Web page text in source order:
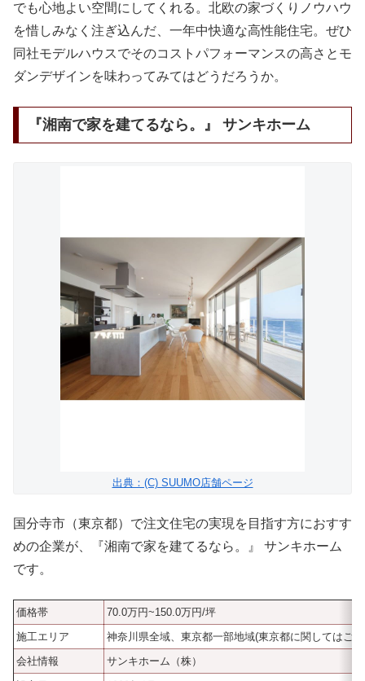
でも心地よい空間にしてくれる。北欧の家づくりノウハウ
を惜しみなく注ぎ込んだ、一年中快適な高性能住宅。ぜひ
同社モデルハウスでそのコストパフォーマンスの高さとモ
ダンデザインを味わってみてはどうだろうか。
『湘南で家を建てるなら。』 サンキホーム
出典：(C) SUUMO店舗ページ
国分寺市（東京都）で注文住宅の実現を目指す方におすす
めの企業が、『湘南で家を建てるなら。』 サンキホーム
です。
価格帯
70.0万円~150.0万円/坪
施工エリア
神奈川県全域、東京都一部地域(東京都に関してはご
会社情報
サンキホーム（株）